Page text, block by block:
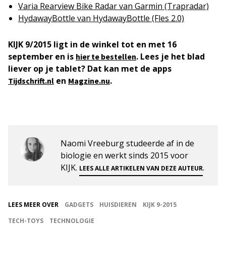
Varia Rearview Bike Radar van Garmin (Trapradar)
HydawayBottle van HydawayBottle (Fles 2.0)
KIJK 9/2015 ligt in de winkel tot en met 16
september en is hier te bestellen. Lees je het blad
liever op je tablet? Dat kan met de apps
Tijdschrift.nl en Magzine.nu.
Naomi Vreeburg studeerde af in de
biologie en werkt sinds 2015 voor
KIJK. LEES ALLE ARTIKELEN VAN DEZE AUTEUR.
LEES MEER OVER GADGETS HUISDIEREN
KIJK 9-2015
TECH-TOYS
TECHNOLOGIE